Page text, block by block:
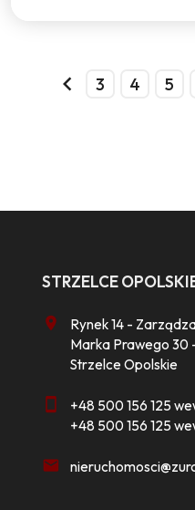
prev
3 4 5
STRZELCE
Rynek 14 -
Marka Prawego 30
Strzelce Opolskie
+48 500 156 125
+48 500 156 125